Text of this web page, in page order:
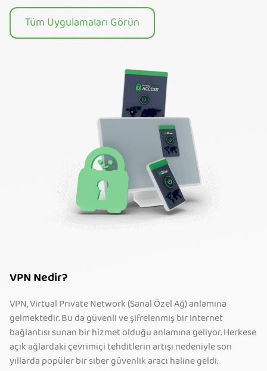
Tüm Uygulamaları Görün
VPN Nedir?
VPN, Virtual Private Network (Sanal Özel Ağ) anlamına
gelmektedir. Bu da güvenli ve şifrelenmiş bir internet
bağlantısı sunan bir hizmet olduğu anlamına geliyor. Herkese
açık ağlardaki çevrimiçi tehditlerin artışı nedeniyle son
yıllarda popüler bir siber güvenlik aracı haline geldi.